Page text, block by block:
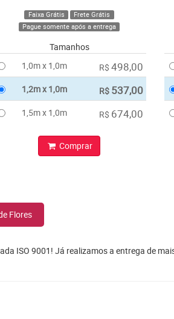
Faixa Grátis
Frete Grátis
Pague somente após a entrega
Tamanhos
1,0m x 1,0m
R$ 498,00
1,2m x 1,0m R$ 537,00
1,5m x 1,0m R$ 674,00
Comprar
Flores
ISO 9001! Já realizamos a entrega de